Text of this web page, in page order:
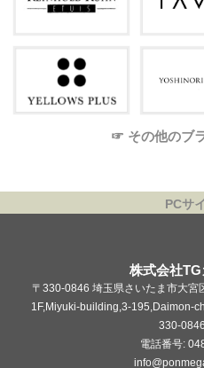
☞ その他のブ
PCサ
株式会社
〒330-0846 埼玉県さいたま市大
1F,Miyuki-building,3-195,Daimon-
330-
電話番号: